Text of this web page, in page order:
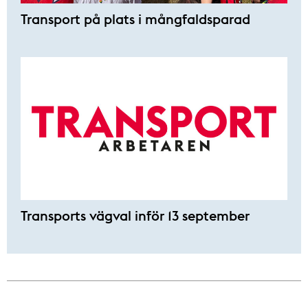
Transport på plats i mångfaldsparad
Transports vägval inför 13 september